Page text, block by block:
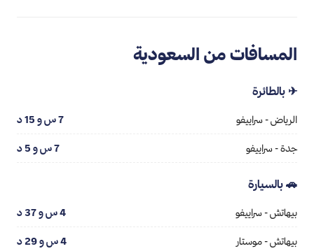
المسافات من السعودية
✈ بالطائرة
الرياض - سراييفو 7 س و 15 د
جدة - سراييفو 7 س و 5 د
🚗 بالسيارة
بيهاتش - سراييفو 4 س و 37 د
بيهاتش - موستار 4 س و 29 د